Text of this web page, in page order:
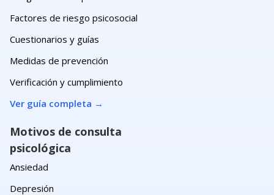
Factores de riesgo psicosocial
Cuestionarios y guías
Medidas de prevención
Verificación y cumplimiento
Ver guía completa →
Motivos de consulta
psicológica
Ansiedad
Depresión